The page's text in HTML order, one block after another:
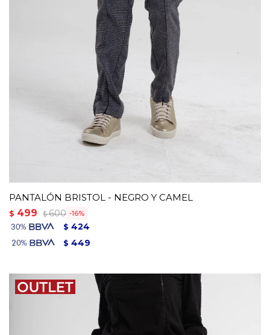
PANTALÓN BRISTOL - NEGRO Y CAMEL
$ 499 $ 600 16
$ 424
$ 449